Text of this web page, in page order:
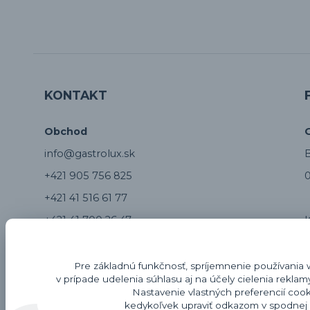
KONTAKT
Obchod
info@gastrolux.sk
+421 905 756 825
+421 41 516 61 77
+421 41 700 26 47
Servis
servis@gastrolux.sk
Pre základnú funkčnosť, spríjemnenie používania
v prípade udelenia súhlasu aj na účely cielenia
Nastavenie vlastných preferencií
kedykoľvek upraviť odkazom v spodnej